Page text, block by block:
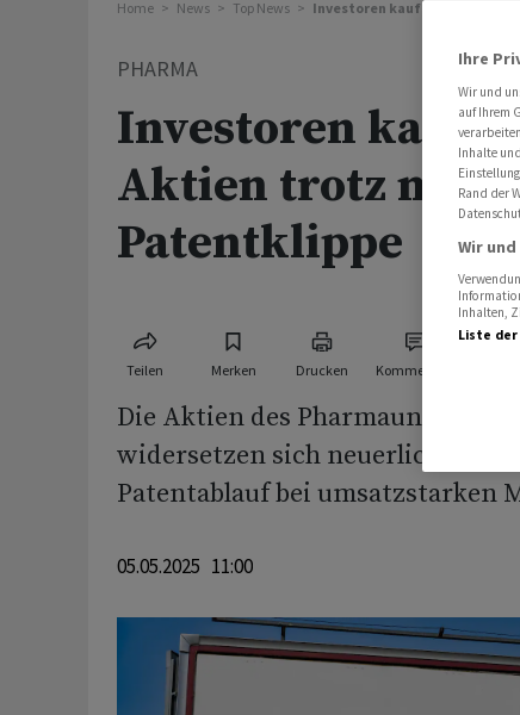
Home News Top News Investoren kaufen Novartis-
PHARMA
Investoren
Aktien trotz
Patentklippe
Teilen Merken Drucken Kommentare
Die Aktien des
widersetzen sich neuerlichen
Patentablauf bei umsatzstarken
05.05.2025 11:00
Ihre
Wir und
auf Ihrem
Inhalte
Rand der
Wir
Inhalten,
Liste